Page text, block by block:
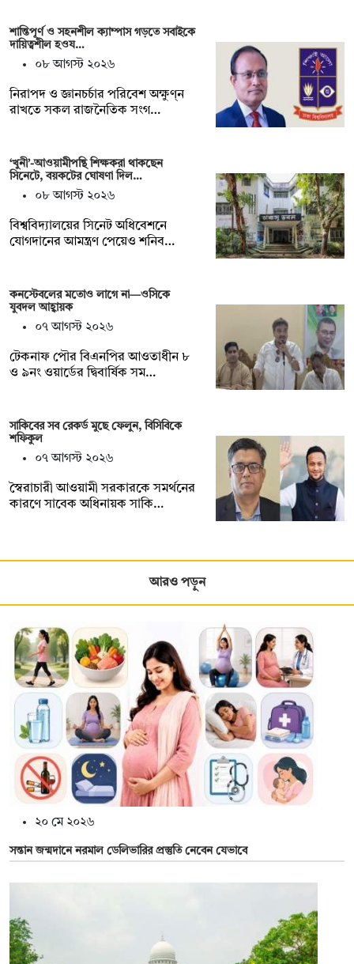
শান্তিপূর্ণ ও সহনশীল ক্যাম্পাস গড়তে সবাইকে
দায়িত্বশীল হওয…
০৮ আগস্ট ২০২৬
নিরাপদ ও জ্ঞানচর্চার পরিবেশ অক্ষুণ্ন
রাখতে সকল রাজনৈতিক সংগ…
‘খুনী’-আওয়ামীপন্থি শিক্ষকরা থাকছেন
সিনেটে, বয়কটের ঘোষণা দিল…
০৮ আগস্ট ২০২৬
বিশ্ববিদ্যালয়ের সিনেট অধিবেশনে
যোগদানের আমন্ত্রণ পেয়েও শনিব…
কনস্টেবলের মতোও লাগে না—ওসিকে
যুবদল আহ্বায়ক
০৭ আগস্ট ২০২৬
টেকনাফ পৌর বিএনপির আওতাধীন ৮
ও ৯নং ওয়ার্ডের দ্বিবার্ষিক সম…
সাকিবের সব রেকর্ড মুছে ফেলুন, বিসিবিকে
শফিকুল
০৭ আগস্ট ২০২৬
স্বৈরাচারী আওয়ামী সরকারকে সমর্থনের
কারণে সাবেক অধিনায়ক সাকি…
আরও পড়ুন
২০ মে ২০২৬
সন্তান জন্মদানে নরমাল ডেলিভারির প্রস্তুতি নেবেন যেভাবে